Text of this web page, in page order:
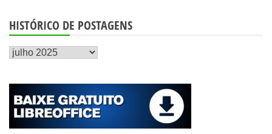
HISTÓRICO DE POSTAGENS
Histórico
postagens